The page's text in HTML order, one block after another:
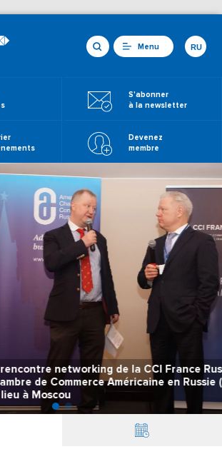
Menu
S'abonner
à la newsletter
Devenez
membre
de la CCI France Russie et de la
Américaine en Russie (AmCham) a
RU